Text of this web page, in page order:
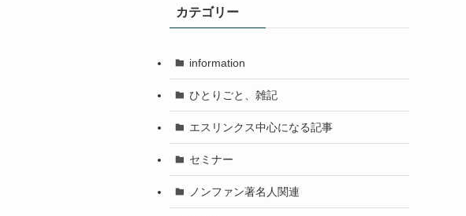
カテゴリー
information
ひとりごと、雑記
エスリンクス中心になる記事
セミナー
ノンファン著名人関連